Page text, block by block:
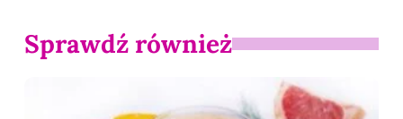
Sprawdź również